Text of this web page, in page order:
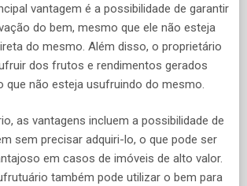
vantagem é a possibilidade de garantir
do bem, mesmo que ele não esteja
do mesmo. Além disso, o proprietário
dos frutos e rendimentos gerados
que não esteja usufruindo do mesmo.
as vantagens incluem a possibilidade de
sem precisar adquiri-lo, o que pode ser
em casos de imóveis de alto valor.
também pode utilizar o bem para